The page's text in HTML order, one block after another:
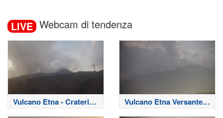
LIVE Webcam di tendenza
Vulcano Etna - Crateri
Sommitali
Vulcano Etna Versante
Nord